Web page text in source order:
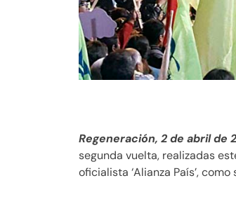
Regeneración, 2 de abril de
segunda vuelta, realizadas
oficialista ‘Alianza País’,